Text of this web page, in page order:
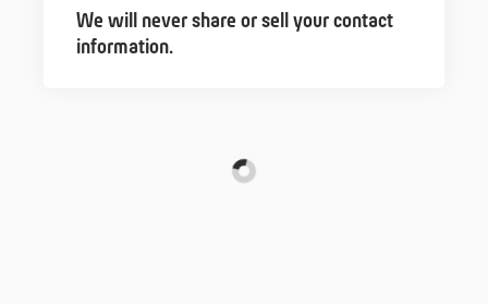
We will never share or sell your contact
information.